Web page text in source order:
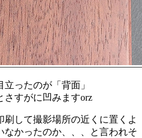
ったのが「背面」
さすがに凹みますorz
して撮影場所の近くに置くよ
なかったのか、、、と言われそ